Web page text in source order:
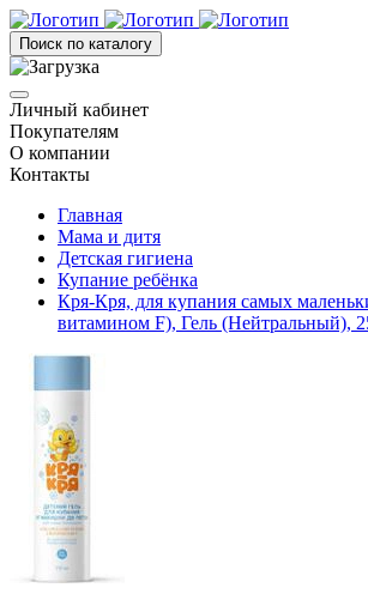
Поиск по каталогу
Личный кабинет
Покупателям
О компании
Контакты
Главная
Мама и дитя
Детская гигиена
Купание ребёнка
Кря-Кря, для купания самых
витамином F), Гель (Нейтральный),